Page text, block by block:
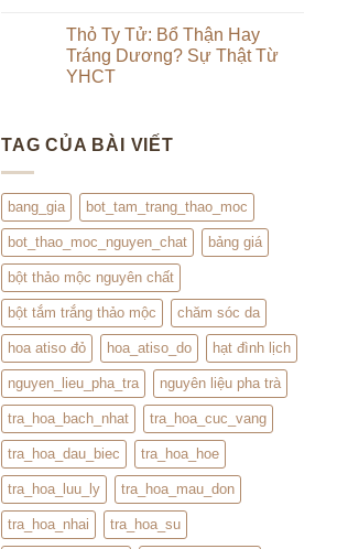
Đình
Lịch
Kết
Hợp
Lịch
bình
luận
ở
Thỏ
Trà:
Cách
Nhàng
Mỗi
Ngày
Thỏ Ty Tử: Bổ Thận Hay
Tráng Dương? Sự Thật Từ
YHCT
luận
ở
Tử:
Bổ
Thận
Hay
Tráng
Dương?
Sự
Thật
Từ
YHCT
TAG CỦA BÀI VIẾT
bang_gia bot_tam_trang_thao_moc
bot_thao_moc_nguyen_chat bảng giá
bột thảo mộc nguyên chất
bột tắm trắng thảo mộc chăm sóc da
hoa atiso đỏ hoa_atiso_do hạt đình lịch
nguyen_lieu_pha_tra nguyên liệu pha trà
tra_hoa_bach_nhat tra_hoa_cuc_vang
tra_hoa_dau_biec tra_hoa_hoe
tra_hoa_luu_ly tra_hoa_mau_don
tra_hoa_nhai tra_hoa_su